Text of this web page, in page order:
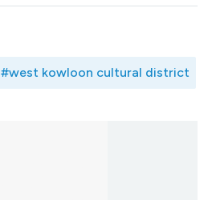
#west kowloon cultural district